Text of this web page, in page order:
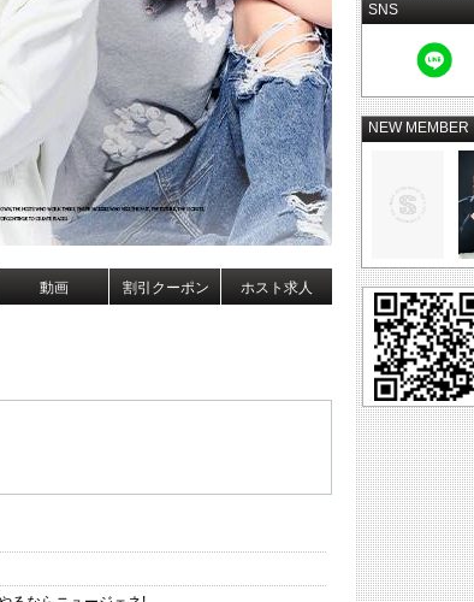
動画 割引クーポン ホスト求人
SNS
NEW MEMBER